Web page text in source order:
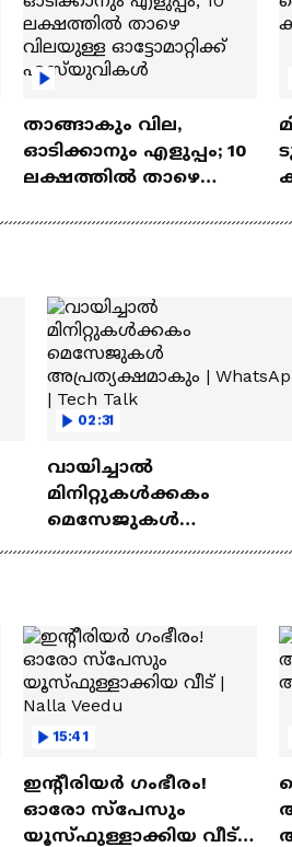
താങ്ങാകും വില,
ഓടിക്കാനും എളുപ്പം; 10
ലക്ഷത്തിൽ താഴെ
എസ്‍യുവികൾ
02:31
വായിച്ചാൽ
മിനിറ്റുകൾക്കകം
മെസേജുകള്‍
അപ്രത്യക്ഷമാകും |
15:41
ഇന്റീരിയർ ഗംഭീരം!
ഓരോ സ്‌പേസും
യൂസ്ഫുള്ളാക്കിയ വീട് |